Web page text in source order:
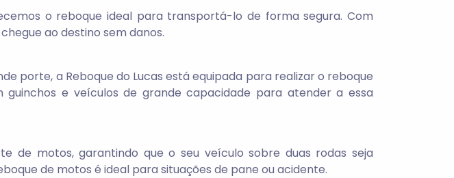
o reboque ideal para transportá-lo de forma segura. Com
ao destino sem danos.
porte, a Reboque do Lucas está equipada para realizar o reboque
e veículos de grande capacidade para atender a essa
de motos, garantindo que o seu veículo sobre duas rodas seja
de motos é ideal para situações de pane ou acidente.